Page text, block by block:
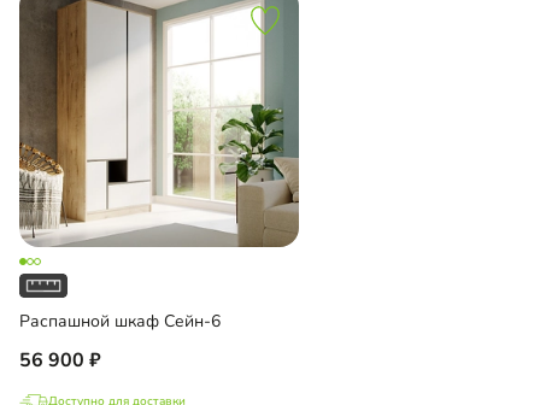
Распашной шкаф Сейн-6
56 900
Доступно для доставки